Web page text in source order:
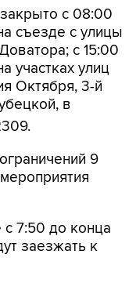
с 08:00
съезде с улицы
с 15:00
участках улиц
Октября, 3-й
в
9
7:50 до конца
заезжать к